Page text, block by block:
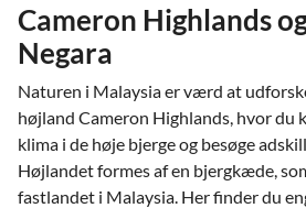
Cameron Highlands
Negara
Naturen i Malaysia er værd at
højland Cameron Highlands, hvor du
klima i de høje bjerge og besøge
Højlandet formes af en bjergkæde,
fastlandet i Malaysia. Her finder du